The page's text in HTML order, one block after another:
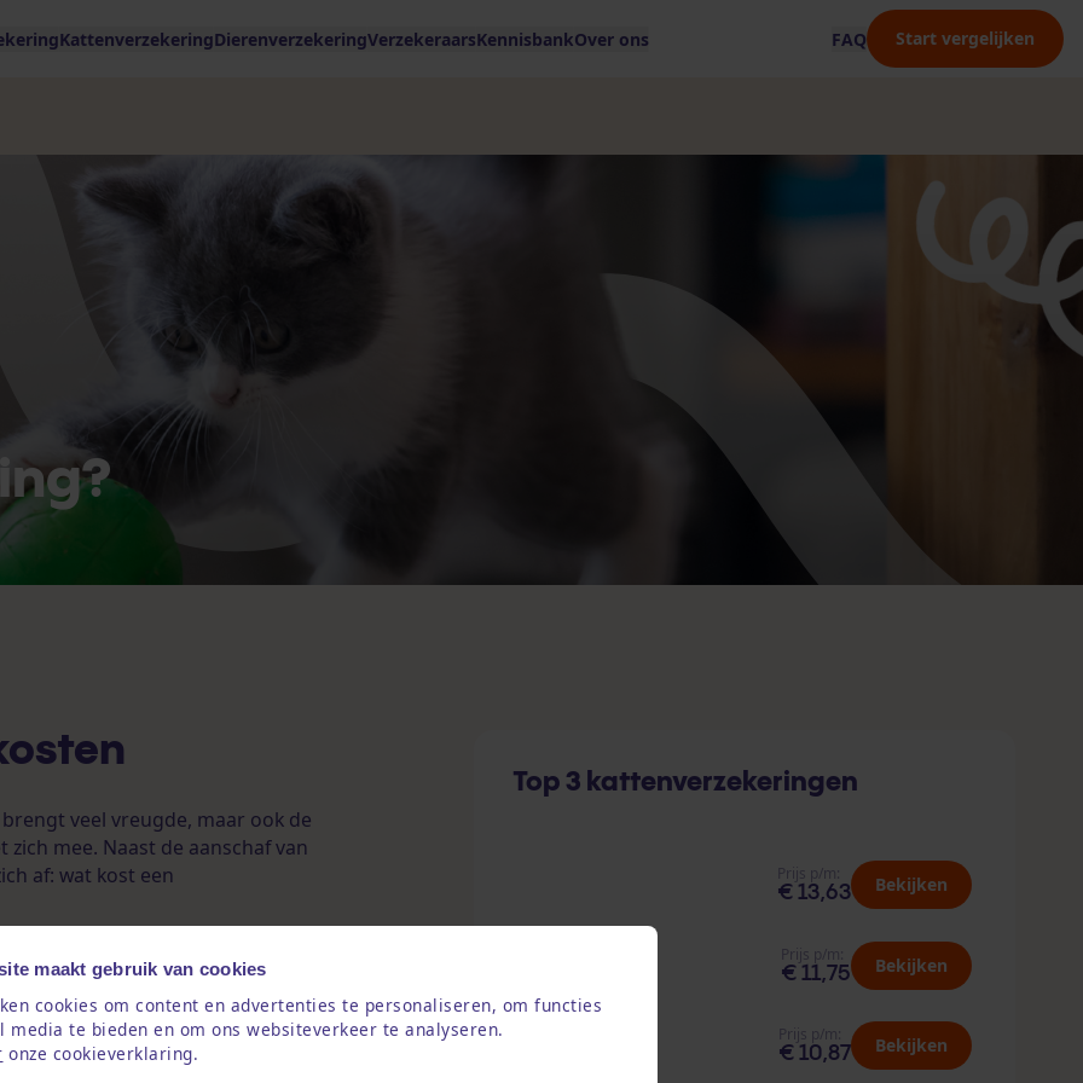
maakt gebruik van cookies
cookies om content en advertenties te personaliseren, om functies
media te bieden en om ons websiteverkeer te analyseren.
onze cookieverklaring.
KattenverzekeringDierenverzekeringVerzekeraarsKennisbankOver ons FAQ Start vergelijken
veel vreugde, maar ook de
mee. Naast de aanschaf van
af: wat kost een
of ziektes, kunnen de medische
Door vooraf een
verrassingen en garandeer
meer over de opbouw van de
vindt die past bij jouw
Top 3 kattenverzekeringen
Prijs p/m:
€ 13,63 Bekijken
Prijs p/m:
€ 11,75 Bekijken
Prijs p/m:
€ 10,87 Bekijken